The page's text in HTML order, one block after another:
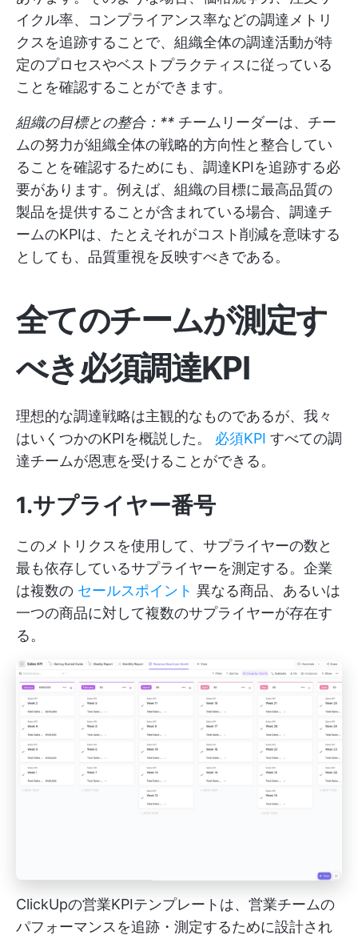
イクル率、コンプライアンス率などの調達メトリ
クスを追跡することで、組織全体の調達活動が特
定のプロセスやベストプラクティスに従っている
ことを確認することができます。
組織の目標との整合：** チームリーダーは、チー
ムの努力が組織全体の戦略的方向性と整合してい
ることを確認するためにも、調達KPIを追跡する必
要があります。例えば、組織の目標に最高品質の
製品を提供することが含まれている場合、調達チ
ームのKPIは、たとえそれがコスト削減を意味する
としても、品質重視を反映すべきである。
全てのチームが測定す
べき必須調達KPI
理想的な調達戦略は主観的なものであるが、我々
はいくつかのKPIを概説した。 必須KPI すべての調
達チームが恩恵を受けることができる。
1.サプライヤー番号
このメトリクスを使用して、サプライヤーの数と
最も依存しているサプライヤーを測定する。企業
は複数の セールスポイント 異なる商品、あるいは
一つの商品に対して複数のサプライヤーが存在す
る。
ClickUpの営業KPIテンプレートは、営業チームの
パフォーマンスを追跡・測定するために設計され